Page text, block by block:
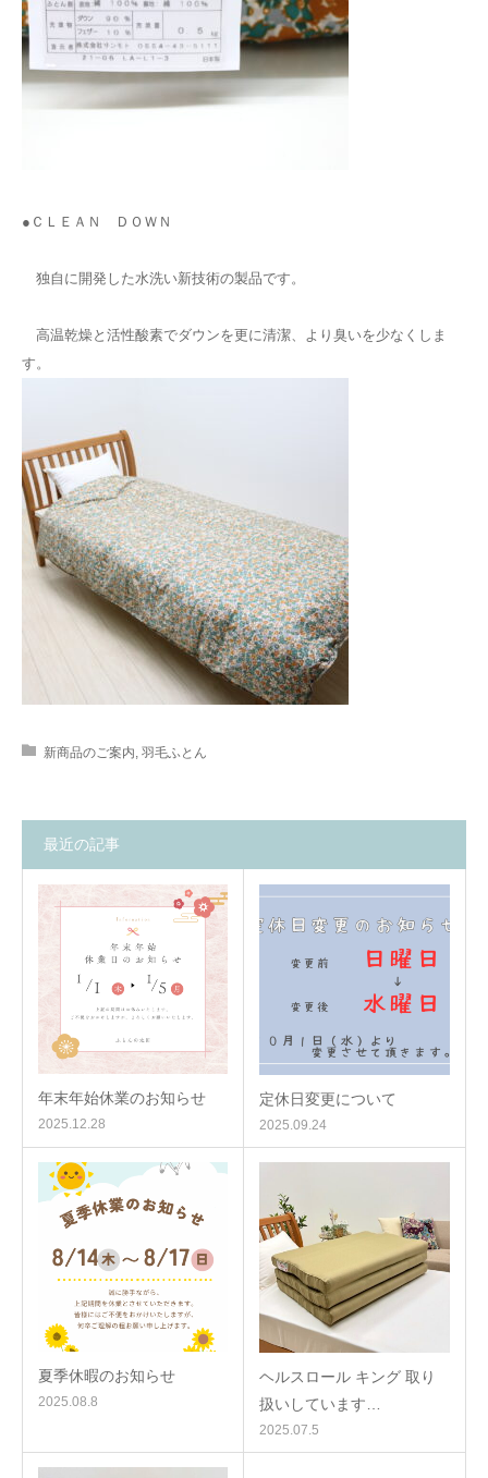
●ＣＬＥＡＮ ＤＯＷＮ
独自に開発した水洗い新技術の製品です。
高温乾燥と活性酸素でダウンを更に清潔、より臭いを少なくしま
す。
新商品のご案内, 羽毛ふとん
最近の記事
年末年始休業のお知らせ
2025.12.28
定休日変更について
2025.09.24
夏季休暇のお知らせ
2025.08.8
ヘルスロール キング 取り
扱いしています…
2025.07.5